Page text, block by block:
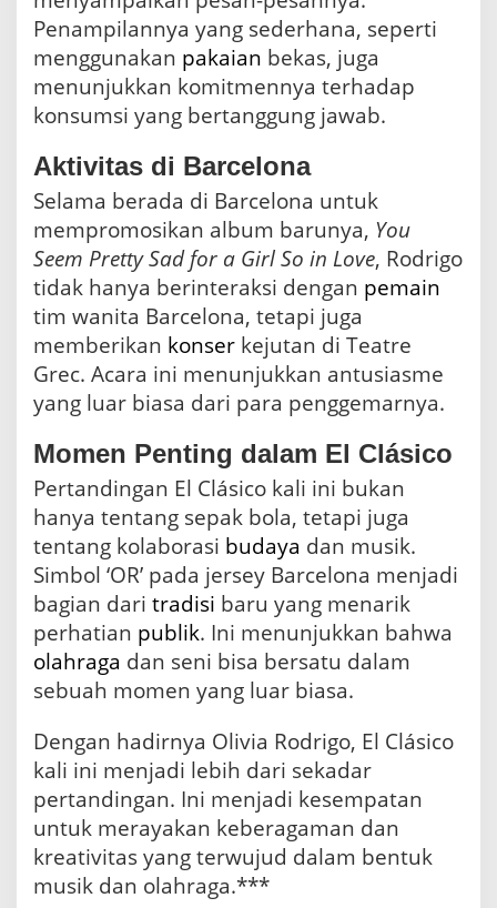
Penampilannya yang sederhana, seperti
menggunakan pakaian bekas, juga
menunjukkan komitmennya terhadap
konsumsi yang bertanggung jawab.
Aktivitas di Barcelona
Selama berada di Barcelona untuk
mempromosikan album barunya, You
Seem Pretty Sad for a Girl So in Love, Rodrigo
tidak hanya berinteraksi dengan pemain
tim wanita Barcelona, tetapi juga
memberikan konser kejutan di Teatre
Grec. Acara ini menunjukkan antusiasme
yang luar biasa dari para penggemarnya.
Momen Penting dalam El Clásico
Pertandingan El Clásico kali ini bukan
hanya tentang sepak bola, tetapi juga
tentang kolaborasi budaya dan musik.
Simbol ‘OR’ pada jersey Barcelona menjadi
bagian dari tradisi baru yang menarik
perhatian publik. Ini menunjukkan bahwa
olahraga dan seni bisa bersatu dalam
sebuah momen yang luar biasa.
Dengan hadirnya Olivia Rodrigo, El Clásico
kali ini menjadi lebih dari sekadar
pertandingan. Ini menjadi kesempatan
untuk merayakan keberagaman dan
kreativitas yang terwujud dalam bentuk
musik dan olahraga.***